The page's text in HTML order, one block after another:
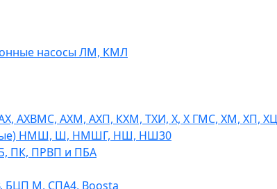
насосы ЛМ, КМЛ
АХВМС, АХМ, АХП, КХМ, ТХИ, Х, Х ГМС, ХМ, ХП,
НМШ, Ш, НМШГ, НШ, НШ30
ПК, ПРВП и ПБА
БЦП М, СПА4, Boosta